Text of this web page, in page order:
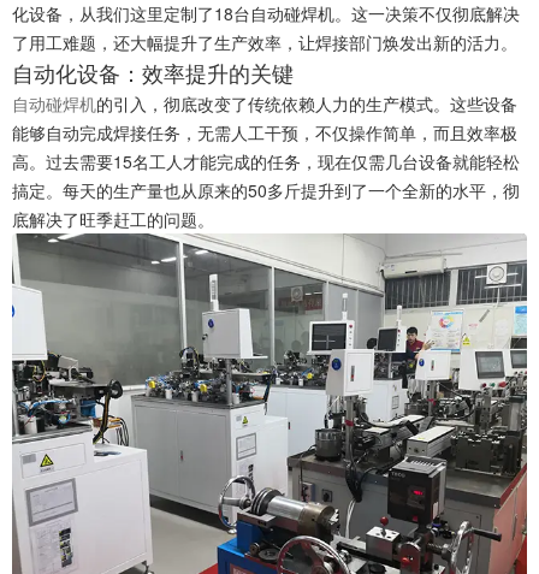
化设备，从我们这里定制了18台自动碰焊机。这一决策不仅彻底解决
了用工难题，还大幅提升了生产效率，让焊接部门焕发出新的活力。
自动化设备：效率提升的关键
自动碰焊机的引入，彻底改变了传统依赖人力的生产模式。这些设备
能够自动完成焊接任务，无需人工干预，不仅操作简单，而且效率极
高。过去需要15名工人才能完成的任务，现在仅需几台设备就能轻松
搞定。每天的生产量也从原来的50多斤提升到了一个全新的水平，彻
底解决了旺季赶工的问题。